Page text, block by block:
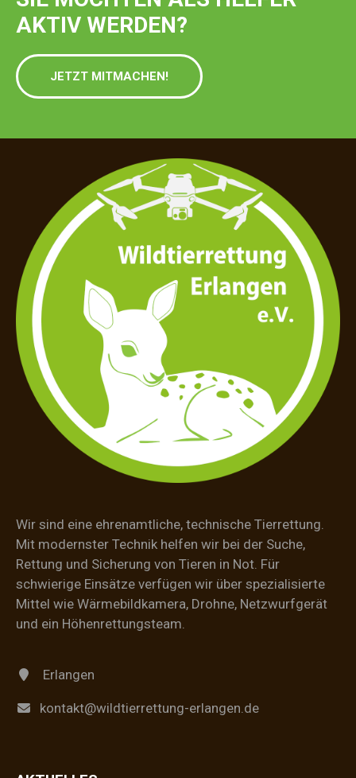
AKTIV WERDEN?
JETZT MITMACHEN!
Wir sind eine ehrenamtliche, technische Tierrettung.
Mit modernster Technik helfen wir bei der Suche,
Rettung und Sicherung von Tieren in Not. Für
schwierige Einsätze verfügen wir über spezialisierte
Mittel wie Wärmebildkamera, Drohne, Netzwurfgerät
und ein Höhenrettungsteam.
Erlangen
kontakt@wildtierrettung-erlangen.de